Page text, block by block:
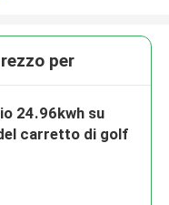
per
24.96kwh su
carretto di golf